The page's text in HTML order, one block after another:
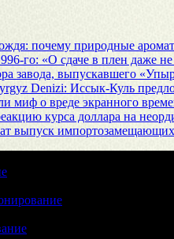
почему природные
го: «О сдаче в плен даже
завода, выпускавшего
Denizi: Иссык-Куль
миф о вреде экранного
курса доллара на
выпуск